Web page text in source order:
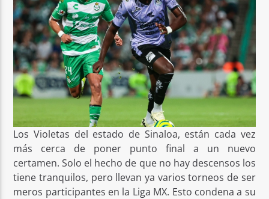
Los Violetas del estado de Sinaloa, están cada vez
más cerca de poner punto final a un nuevo
certamen. Solo el hecho de que no hay descensos los
tiene tranquilos, pero llevan ya varios torneos de ser
meros participantes en la Liga MX. Esto condena a su